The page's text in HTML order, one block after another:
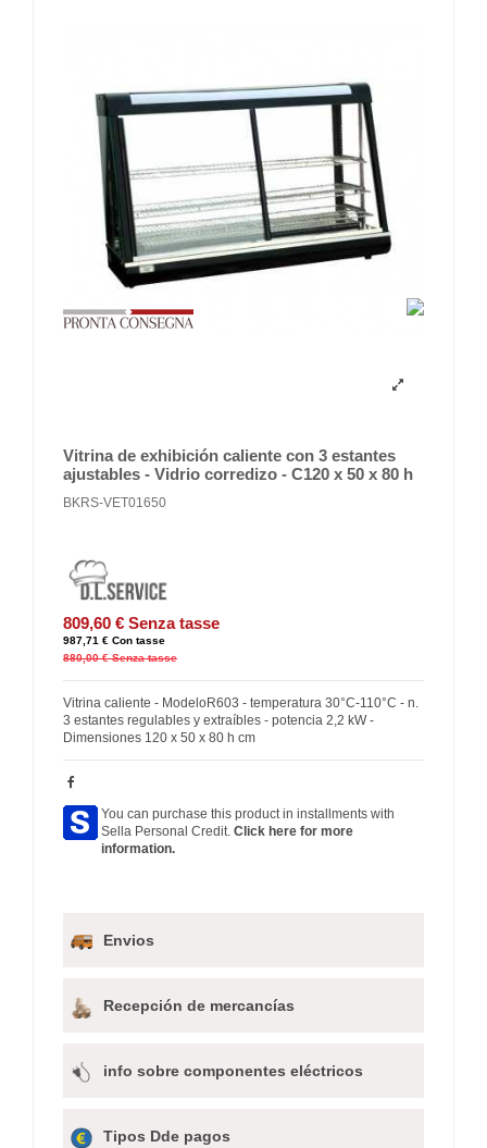
Vitrina de exhibición caliente con 3 estantes
ajustables - Vidrio corredizo - C120 x 50 x 80 h
BKRS-VET01650
809,60 € Senza tasse
987,71 € Con tasse
880,00 € Senza tasse
Vitrina caliente - ModeloR603 - temperatura 30°C-110°C - n.
3 estantes regulables y extraíbles - potencia 2,2 kW -
Dimensiones 120 x 50 x 80 h cm
You can purchase this product in installments with
Sella Personal Credit. Click here for more
information.
Envios
Recepción de mercancías
info sobre componentes eléctricos
Tipos Dde pagos